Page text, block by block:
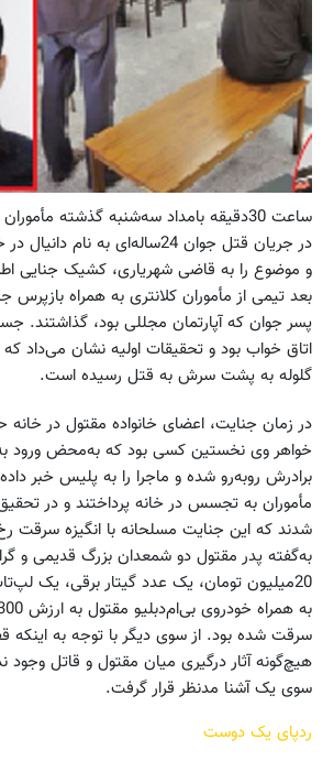
در جریان قتل جوان 24ساله‌ای به نام
و موضوع را به قاضی شهریاری، کشیک جنایی
بعد تیمی از مأموران کلانتری به همراه بازپرس
پسر جوان که آپارتمان مجللی بود، گذاشتند.
اتاق خواب بود و تحقیقات اولیه نشان می‌داد
گلوله به پشت سرش به قتل رسیده است.
در زمان جنایت، اعضای خانواده مقتول در خانه
خواهر وی نخستین کسی بود که به‌محض ورود
برادرش روبه‌رو شده و ماجرا را به پلیس خبر
مأموران به تجسس در خانه پرداختند و در
شدند که این جنایت مسلحانه با انگیزه سرقت
به‌گفته پدر مقتول دو شمعدان بزرگ قدیمی و
20میلیون تومان، یک عدد گیتار برقی، یک
سرقت شده بود. از سوی دیگر با توجه به اینکه
هیچ‌گونه آثار درگیری میان مقتول و قاتل
سوی یک آشنا مدنظر قرار گرفت.
ردپای یک دوست